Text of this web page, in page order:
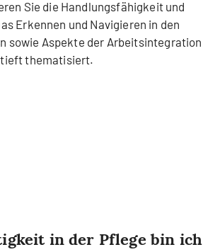
Sie die Handlungsfähigkeit und
Erkennen und Navigieren in den
sowie Aspekte der Arbeitsintegration
thematisiert.
in der Pflege bin ich